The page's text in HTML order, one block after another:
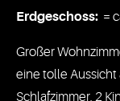
Erdgeschoss: =
Großer
eine tolle
Schlafzimmer, 2